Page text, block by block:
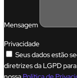
Mensagem
Privacidade
Seus dados estão
diretrizes da LGPD